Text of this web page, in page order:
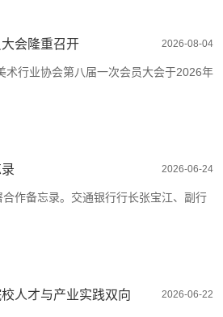
会隆重召开 2026-08-04
行业协会第八届一次会员大会于2026年
2026-06-24
作备忘录。交通银行行长张宝江、副行
人才与产业实践双向
2026-06-22